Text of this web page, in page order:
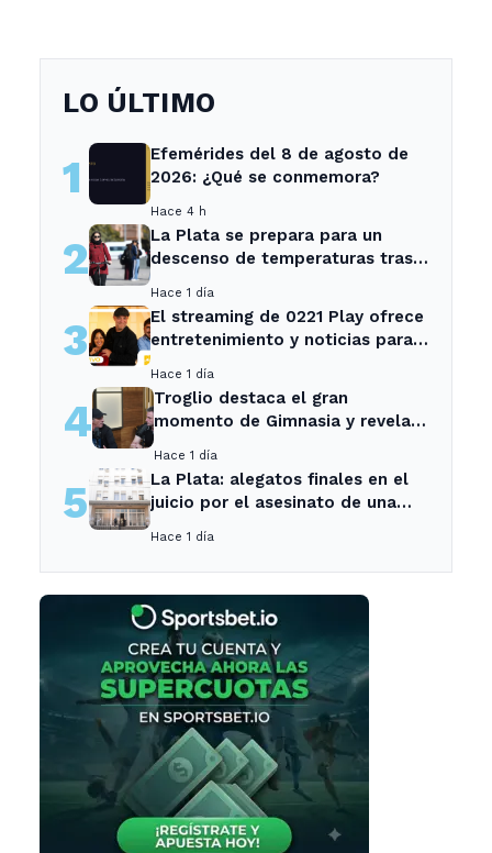
LO ÚLTIMO
1
Efemérides del 8 de agosto de
2026: ¿Qué se conmemora?
Hace 4 h
2
La Plata se prepara para un
descenso de temperaturas tras
Hace 1 día
3
El streaming de 0221 Play ofrece
entretenimiento y noticias para
Ensenada.
Hace 1 día
4
Troglio destaca el gran
momento de Gimnasia y revela
Hace 1 día
5
La Plata: alegatos finales en el
juicio por el asesinato de una
Hace 1 día